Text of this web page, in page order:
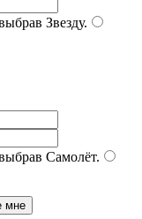
Звезду.
Самолёт.